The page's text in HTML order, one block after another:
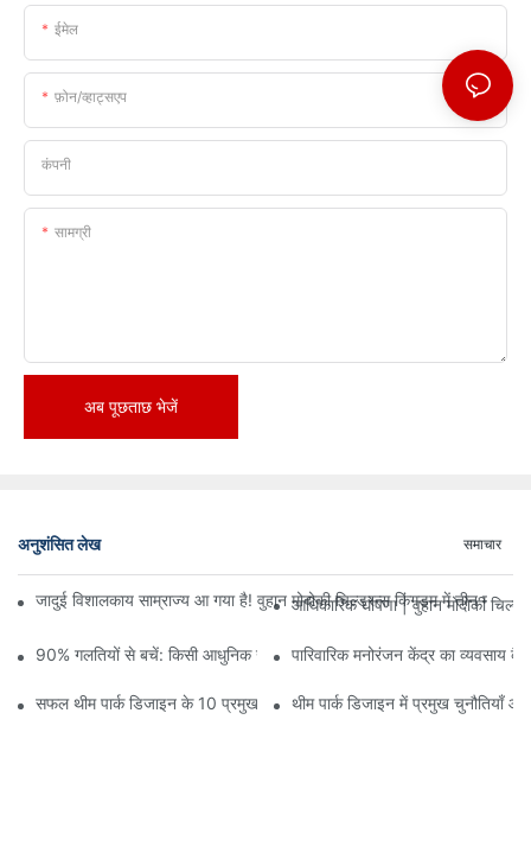
ईमेल
फ़ोन/व्हाट्सएप
कंपनी
सामग्री
अब पूछताछ भेजें
अनुशंसित लेख समाचार
जादुई विशालकाय साम्राज्य आ गया है! वुहान मोदोकी चिल्ड्रन्स किंगडम में तीन
आधिकारिक घोषणा | वुहान मोदोकी
90% गलतियों से बचें: किसी आधुनिक खेल केंद्र में निवेश करते समय, योजना और
पारिवारिक मनोरंजन केंद्र का व्यवसाय
सफल थीम पार्क डिजाइन के 10 प्रमुख सिद्धांतथीम पार्क डिजाइन में प्रमुख चुनौतियाँ